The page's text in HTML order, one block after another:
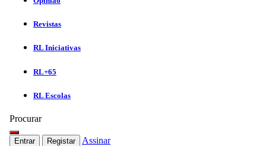
Revistas
RL Iniciativas
RL+65
RL Escolas
Procurar
Entrar Registar Assinar